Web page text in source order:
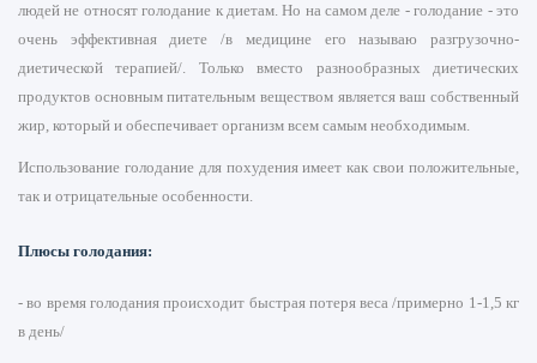
людей не относят голодание к диетам. Но на самом деле - голодание - это
очень эффективная диете /в медицине его называю разгрузочно-
диетической терапией/. Только вместо разнообразных диетических
продуктов основным питательным веществом является ваш собственный
жир, который и обеспечивает организм всем самым необходимым.
Использование голодание для похудения имеет как свои положительные,
так и отрицательные особенности.
Плюсы голодания:
- во время голодания происходит быстрая потеря веса /примерно 1-1,5 кг
в день/